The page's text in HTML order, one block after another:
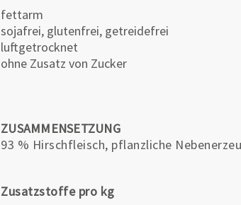
fettarm
sojafrei, glutenfrei, getreidefrei
luftgetrocknet
ohne Zusatz von Zucker
ZUSAMMENSETZUNG
93 % Hirschfleisch, pflanzliche
Zusatzstoffe pro kg